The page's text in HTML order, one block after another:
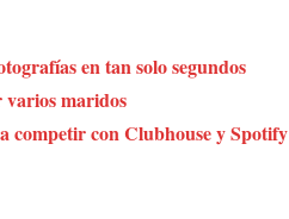
en tan solo segundos
varios maridos
competir con Clubhouse y Spotify